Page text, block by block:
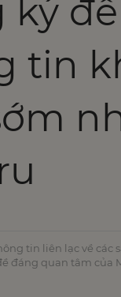
tin
tin liên lạc về các
đáng quan tâm của